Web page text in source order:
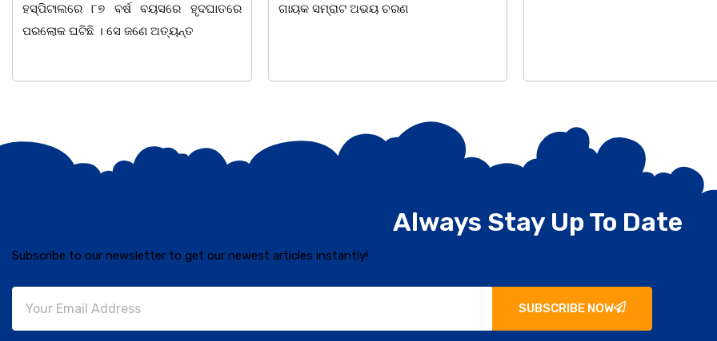
ଗାୟକ ସମ୍ରାଟ ଅଭୟ ଚରଣ
Always Stay Up To Date
Subscribe to our newsletter to get our newest articles instantly!
SUBSCRIBE NOW